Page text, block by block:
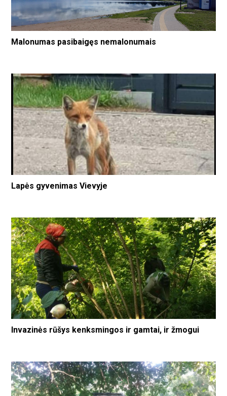
Malonumas pasibaigęs nemalonumais
Lapės gyvenimas Vievyje
Invazinės rūšys kenksmingos ir gamtai, ir žmogui